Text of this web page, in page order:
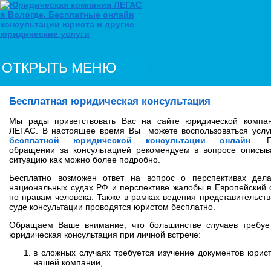
ОТКРЫТЬ МЕНЮ
Бесплатная юридическая консультация
Мы рады приветствовать Вас на сайте юридической
ЛЕГАС. В настоящее время Вы можете воспользоваться
бесплатной юридической консультации онлайн .
обращении за консультацией рекомендуем в вопросе
ситуацию как можно более подробно.
Бесплатно возможен ответ на вопрос о перспективах
национальных судах РФ и перспективе жалобы в Европейский
по правам человека. Также в рамках ведения
суде консультации проводятся юристом бесплатно.
Обращаем Ваше внимание, что большинстве случаев
юридическая консультация при личной встрече:
в сложных случаях требуется изучение документов
нашей компании,